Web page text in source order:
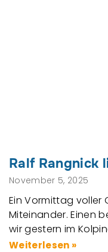
Ralf Rangnick
November 5, 2025
Ein Vormittag voller
Miteinander. Einen
wir gestern im
Weiterlesen »